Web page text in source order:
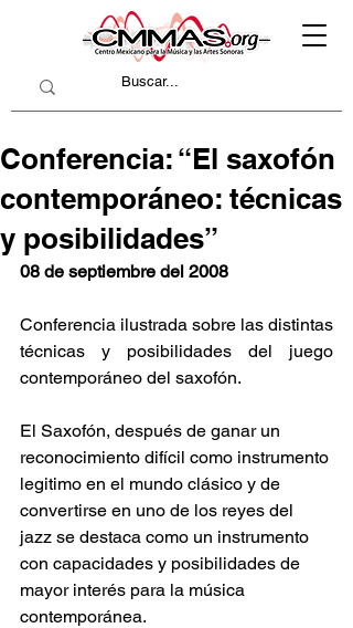
Conferencia: “El saxofón
contemporáneo: técnicas
y posibilidades”
08 de septiembre del 2008
Conferencia ilustrada sobre las distintas
técnicas y posibilidades del juego
contemporáneo del saxofón.
El Saxofón, después de ganar un
reconocimiento difícil como instrumento
legitimo en el mundo clásico y de
convertirse en uno de los reyes del
jazz se destaca como un instrumento
con capacidades y posibilidades de
mayor interés para la música
contemporánea.